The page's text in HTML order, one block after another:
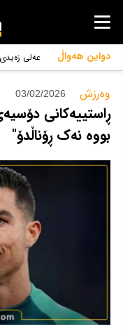
دواین هەواڵ
عەلی زەیدی
بۆ
وەرزش‌ 03/02/2026
ڕاستییەکانی
بووە نەک ڕۆناڵدۆ"